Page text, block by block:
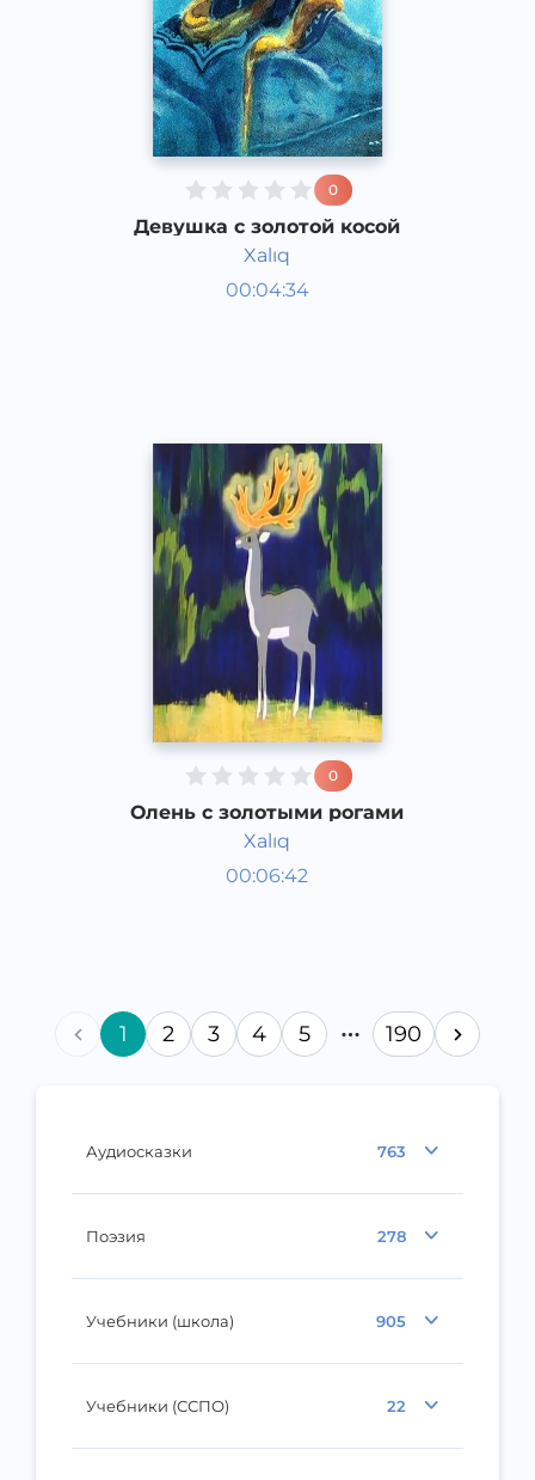
Аудиосказки 763
Поэзия 278
Учебники (школа) 905
Учебники (ССПО) 22
0
Девушка с золотой косой
Xalıq
00:04:34
Аудиосказки
0
Олень с золотыми рогами
Xalıq
00:06:42
Аудиосказки
1 2 3 4 5 190